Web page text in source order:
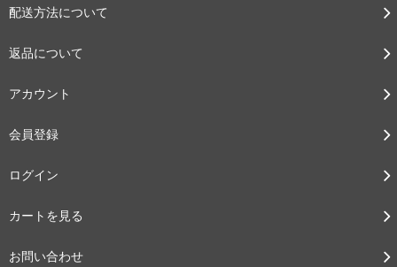
配送方法について
返品について
アカウント
会員登録
ログイン
カートを見る
お問い合わせ